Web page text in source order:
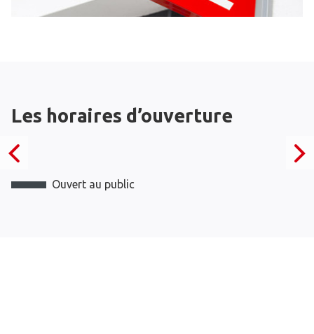
Les horaires d’ouverture
Ouvert au public